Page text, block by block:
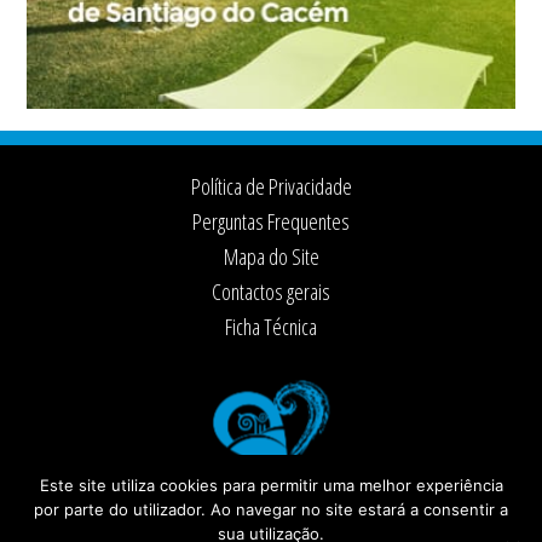
Footer
Política de Privacidade
Perguntas Frequentes
Mapa do Site
Contactos gerais
Ficha Técnica
Este site utiliza cookies para permitir uma melhor experiência
por parte do utilizador. Ao navegar no site estará a consentir a
sua utilização.